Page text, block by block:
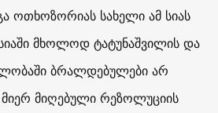
ოთხოზორიას სახელი ამ სიას
მხოლოდ ტატუნაშვილის და
ბრალდებულები არ
მიღებული რეზოლუციის